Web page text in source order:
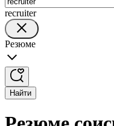
recruiter
Резюме
Найти